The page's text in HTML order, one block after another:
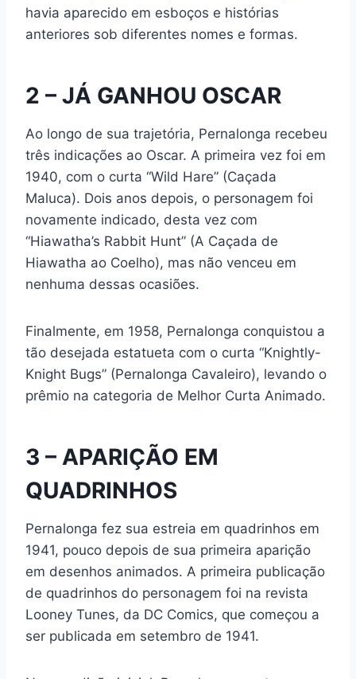
havia aparecido em esboços e histórias
anteriores sob diferentes nomes e formas.
2 – JÁ GANHOU OSCAR
Ao longo de sua trajetória, Pernalonga recebeu
três indicações ao Oscar. A primeira vez foi em
1940, com o curta “Wild Hare” (Caçada
Maluca). Dois anos depois, o personagem foi
novamente indicado, desta vez com
“Hiawatha’s Rabbit Hunt” (A Caçada de
Hiawatha ao Coelho), mas não venceu em
nenhuma dessas ocasiões.
Finalmente, em 1958, Pernalonga conquistou a
tão desejada estatueta com o curta “Knightly-
Knight Bugs” (Pernalonga Cavaleiro), levando o
prêmio na categoria de Melhor Curta Animado.
3 – APARIÇÃO EM
QUADRINHOS
Pernalonga fez sua estreia em quadrinhos em
1941, pouco depois de sua primeira aparição
em desenhos animados. A primeira publicação
de quadrinhos do personagem foi na revista
Looney Tunes, da DC Comics, que começou a
ser publicada em setembro de 1941.